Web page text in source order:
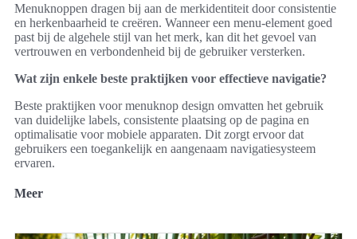
Menuknoppen dragen bij aan de merkidentiteit door consistentie
en herkenbaarheid te creëren. Wanneer een menu-element goed
past bij de algehele stijl van het merk, kan dit het gevoel van
vertrouwen en verbondenheid bij de gebruiker versterken.
Wat zijn enkele beste praktijken voor effectieve navigatie?
Beste praktijken voor menuknop design omvatten het gebruik
van duidelijke labels, consistente plaatsing op de pagina en
optimalisatie voor mobiele apparaten. Dit zorgt ervoor dat
gebruikers een toegankelijk en aangenaam navigatiesysteem
ervaren.
Meer